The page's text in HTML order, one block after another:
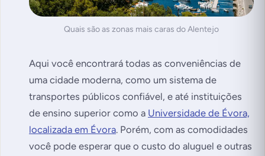
Quais são as zonas mais caras do Alentejo
Aqui você encontrará todas as conveniências de
uma cidade moderna, como um sistema de
transportes públicos confiável, e até instituições
de ensino superior como a Universidade de Évora,
localizada em Évora. Porém, com as comodidades
você pode esperar que o custo do aluguel e outras